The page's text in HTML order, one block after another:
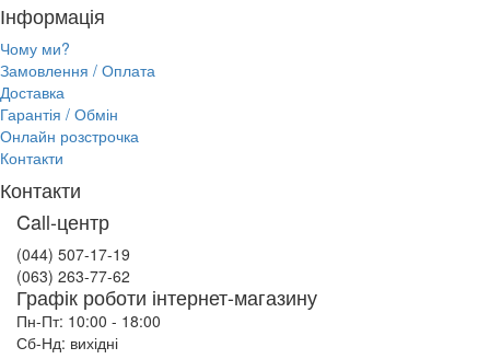
Інформація
Чому ми?
Замовлення / Оплата
Доставка
Гарантія / Обмін
Онлайн розстрочка
Контакти
Контакти
Call-центр
(044) 507-17-19
(063) 263-77-62
Графік роботи інтернет-магазину
Пн-Пт: 10:00 - 18:00
Сб-Нд: вихідні